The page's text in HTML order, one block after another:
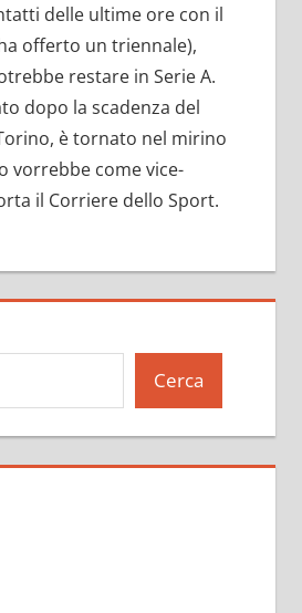
delle ultime ore con il
offerto un triennale),
restare in Serie A.
dopo la scadenza del
è tornato nel mirino
vorrebbe come vice-
il Corriere dello Sport.
Cerca